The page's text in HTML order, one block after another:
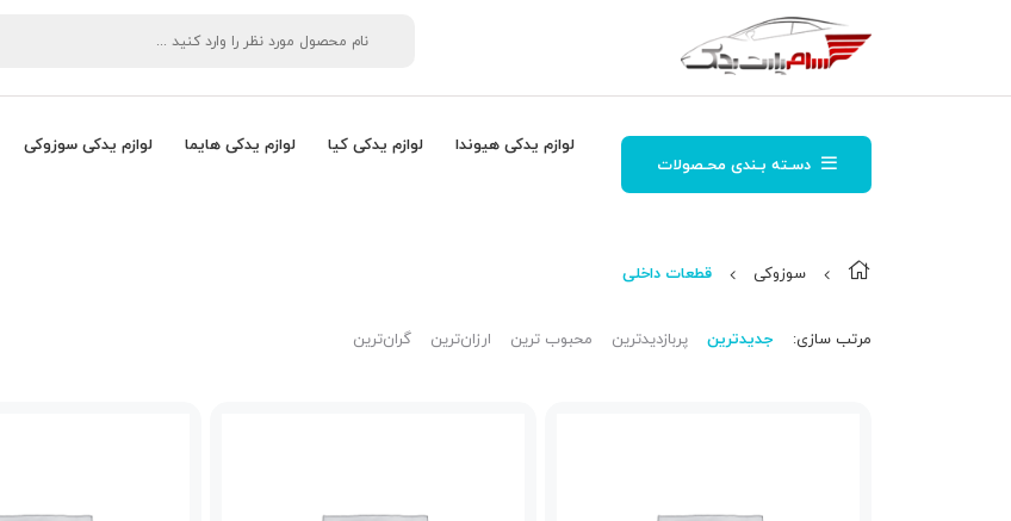
دسـته بـندی محـصولات
لوازم یدکی هیوندا لوازم یدکی کیا لوازم یدکی هایما لوازم یدکی سوزوکی
سوزوکی قطعات داخلی
مرتب‌ سازی: جدیدترین پربازدیدترین محبوب ترین ارزان‌ترین گران‌ترین